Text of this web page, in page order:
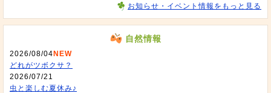
お知らせ・イベント情報をもっと見る
自然情報
2026/08/04 NEW
どれがツボクサ？
2026/07/21
虫と楽しむ夏休み♪